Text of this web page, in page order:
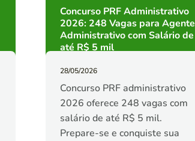
Concurso PRF Administrativo
2026: 248 Vagas para Agente
Administrativo com Salário de
até R$ 5 mil
28/05/2026
Concurso PRF administrativo
2026 oferece 248 vagas com
salário de até R$ 5 mil.
Prepare-se e conquiste sua